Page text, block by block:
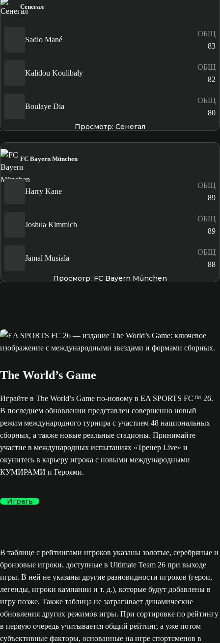
Сенегал
Sadio Mané
ОБЩ
83
Kalidou Koulibaly
ОБЩ
82
Boulaye Dia
ОБЩ
80
Просмотр: Сенегал
FC Bayern München
Harry Kane
ОБЩ
89
Joshua Kimmich
ОБЩ
89
Jamal Musiala
ОБЩ
88
Просмотр: FC Bayern München
The World’s Game
Играйте в The World’s Game по-новому в EA SPORTS FC™ 26.
В последнем обновлении представлен совершенно новый
режим международного турнира с участием 48 национальных
сборных, а также новые реальные стадионы. Принимайте
участие в международных испытаниях «Тренер Live» и
окунитесь в карьеру игрока с новыми международными
КУМИРАМИ и Героями.
Играть
В таблице с рейтингами игроков указаны золотые, серебряные и
бронзовые игроки, доступные в Ultimate Team 26 при выходе
игры. В ней не указаны другие разновидности игроков (герои,
легенды, игроки кампании и т. д.), которые будут добавлены в
игру позже. Также таблица не затрагивает динамические
обновления других режимов игры. При сортировке по рейтингу
в первую очередь учитывается общий рейтинг, а уже потом
субъективные факторы, основанные на игре спортсменов в